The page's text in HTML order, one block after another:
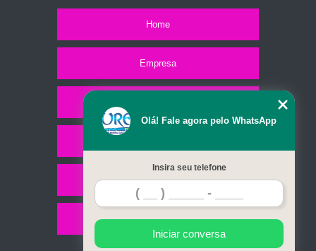
Home
Empresa
Contato
Mapa do site
Olá! Fale agora pelo WhatsApp
Insira seu telefone
Iniciar conversa